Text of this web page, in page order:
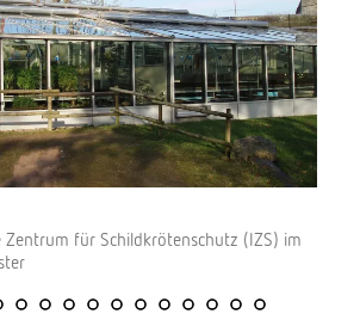
Zentrum für Schildkrötenschutz (IZS) im